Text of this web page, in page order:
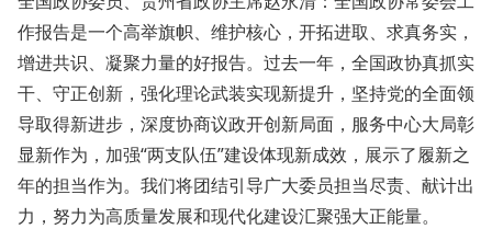
作报告是一个高举旗帜、维护核心，开拓进取、求真务实，
增进共识、凝聚力量的好报告。过去一年，全国政协真抓实
干、守正创新，强化理论武装实现新提升，坚持党的全面领
导取得新进步，深度协商议政开创新局面，服务中心大局彰
显新作为，加强“两支队伍”建设体现新成效，展示了履新之
年的担当作为。我们将团结引导广大委员担当尽责、献计出
力，努力为高质量发展和现代化建设汇聚强大正能量。